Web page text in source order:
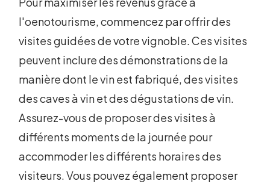
l'oenotourisme, commencez par offrir des
visites guidées de votre vignoble. Ces visites
peuvent inclure des démonstrations de la
manière dont le vin est fabriqué, des visites
des caves à vin et des dégustations de vin.
Assurez-vous de proposer des visites à
différents moments de la journée pour
accommoder les différents horaires des
visiteurs. Vous pouvez également proposer